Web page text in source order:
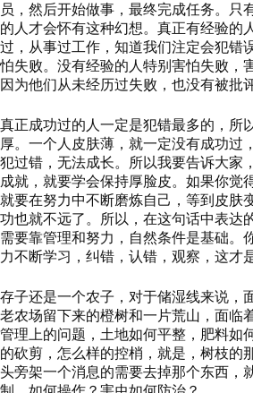
员，然后开始做事，最终完成任务。只
的人才会怀有这种幻想。真正有经验的
过，从事过工作，知道我们注定会犯错
怕失败。没有经验的人特别害怕失败，
因为他们从未经历过失败，也没有被批
真正成功过的人一定是犯错最多的，所
厚。一个人皮肤薄，就一定没有成功过
犯过错，无法成长。所以我要告诉大家
成就，就要学会保持厚脸皮。如果你觉
就要在努力中不断磨炼自己，等到皮肤
功也就不远了。所以，在这句话中表达
需要靠管理和努力，自然条件是基础。
力不断学习，纠错，认错，观察，这才
存子还是一个农子，对于储湿线来说，
老农场留下来的橙树和一片荒山，面临
管理上的问题，土地如何平整，肥料如
的砍剪，怎么样的控梢，就是，树枝的
头旁架一个消息的需要去掉那个东西，